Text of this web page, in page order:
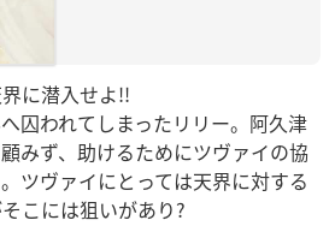
に潜入せよ!!
囚われてしまったリリー。阿久津
みず、助けるためにツヴァイの協
ツヴァイにとっては天界に対する
こには狙いがあり?